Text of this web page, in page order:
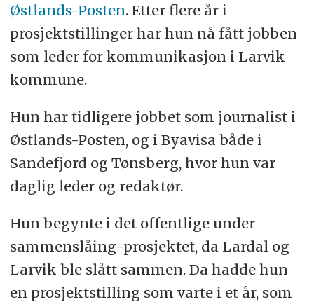
Østlands-Posten. Etter flere år i
prosjektstillinger har hun nå fått jobben
som leder for kommunikasjon i Larvik
kommune.
Hun har tidligere jobbet som journalist i
Østlands-Posten, og i Byavisa både i
Sandefjord og Tønsberg, hvor hun var
daglig leder og redaktør.
Hun begynte i det offentlige under
sammenslåing-prosjektet, da Lardal og
Larvik ble slått sammen. Da hadde hun
en prosjektstilling som varte i et år, som